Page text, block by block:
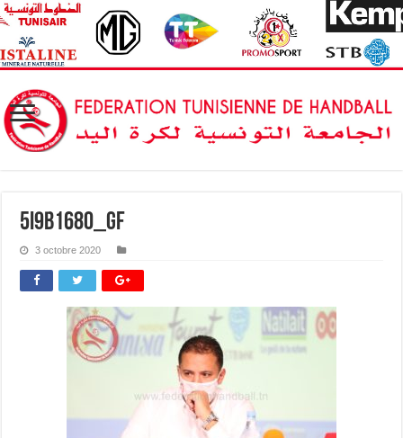
5I9B1680_GF
3 octobre 2020